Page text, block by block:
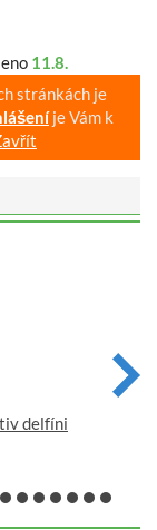
11.8.
stránkách je
je Vám k
delfíni